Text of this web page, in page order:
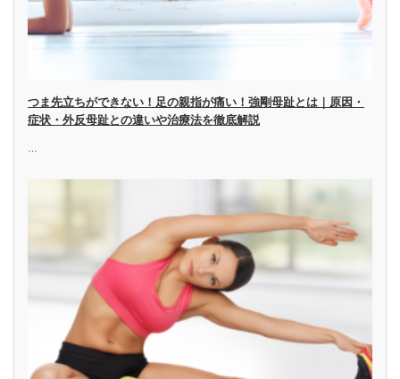
つま先立ちができない！足の親指が痛い！強剛母趾とは｜原因・
症状・外反母趾との違いや治療法を徹底解説